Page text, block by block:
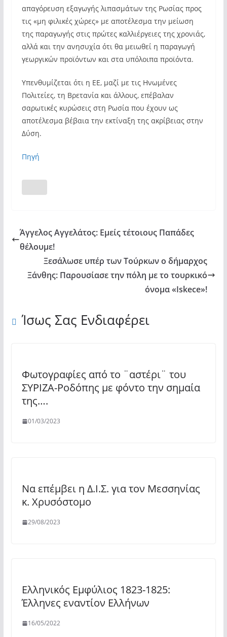
απαγόρευση εξαγωγής λιπασμάτων της Ρωσίας προς
τις «μη φιλικές χώρες» με αποτέλεσμα την μείωση
της παραγωγής στις πρώτες καλλιέργειες της χρονιάς,
αλλά και την ανησυχία ότι θα μειωθεί η παραγωγή
γεωργικών προϊόντων και στα υπόλοιπα προϊόντα.
Υπενθυμίζεται ότι η ΕΕ, μαζί με τις Ηνωμένες
Πολιτείες, τη Βρετανία και άλλους, επέβαλαν
σαρωτικές κυρώσεις στη Ρωσία που έχουν ως
αποτέλεσμα βέβαια την εκτίναξη της ακρίβειας στην
Δύση.
Πηγή
Άγγελος Αγγελάτος: Εμείς τέτοιους Παπάδες
θέλουμε!
Ξεσάλωσε υπέρ των Τούρκων ο δήμαρχος
Ξάνθης: Παρουσίασε την πόλη με το τουρκικό
όνομα «Iskece»!
Ίσως Σας Ενδιαφέρει
Φωτογραφίες από το ¨αστέρι¨ του
ΣΥΡΙΖΑ-Ροδόπης με φόντο την σημαία
της….
01/03/2023
Να επέμβει η Δ.Ι.Σ. για τον Μεσσηνίας
κ. Χρυσόστομο
29/08/2023
Ελληνικός Εμφύλιος 1823-1825:
Έλληνες εναντίον Ελλήνων
16/05/2022